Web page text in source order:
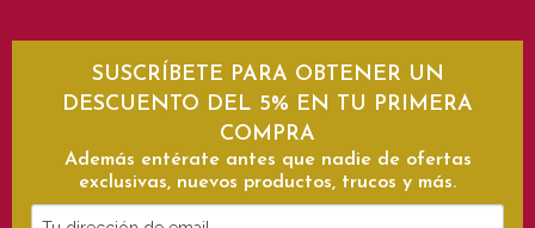
SUSCRÍBETE PARA OBTENER UN
DESCUENTO DEL 5% EN TU PRIMERA
COMPRA
Además entérate antes que nadie de ofertas
exclusivas, nuevos productos, trucos y más.
Tu